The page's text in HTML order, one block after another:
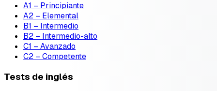
A1 – Principiante
A2 – Elemental
B1 – Intermedio
B2 – Intermedio-alto
C1 – Avanzado
C2 – Competente
Tests de inglés